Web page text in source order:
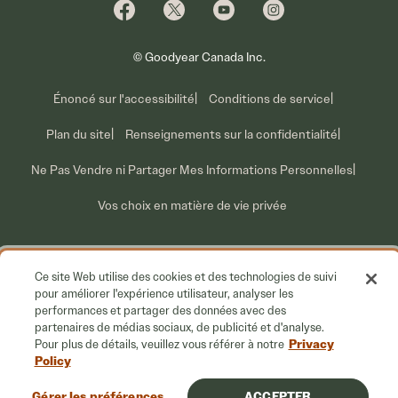
Information sur les rappels volontaires
Qui nous sommes
© Goodyear Canada Inc.
Énoncé sur l'accessibilité Conditions de service
Plan du site Renseignements sur la confidentialité
Ne Pas Vendre ni Partager Mes Informations Personnelles
Vos choix en matière de vie privée
Ce site Web utilise des cookies et des technologies de suivi
pour améliorer l'expérience utilisateur, analyser les
performances et partager des données avec des
partenaires de médias sociaux, de publicité et d'analyse.
Pour plus de détails, veuillez vous référer à notre Privacy
Policy